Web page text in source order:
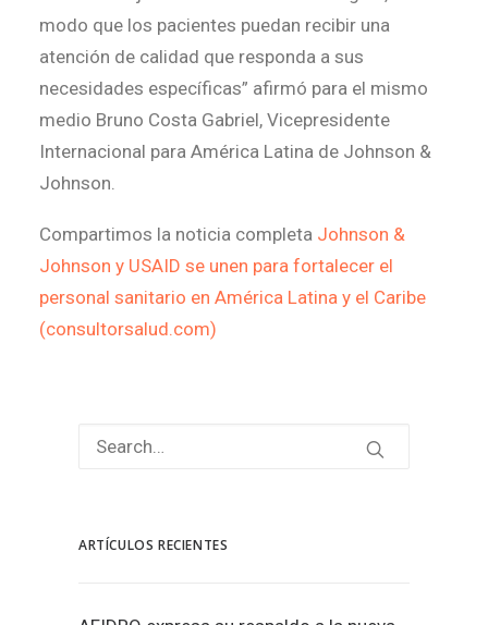
modo que los pacientes puedan recibir una
atención de calidad que responda a sus
necesidades específicas” afirmó para el mismo
medio Bruno Costa Gabriel, Vicepresidente
Internacional para América Latina de Johnson &
Johnson.
Compartimos la noticia completa Johnson &
Johnson y USAID se unen para fortalecer el
personal sanitario en América Latina y el Caribe
(consultorsalud.com)
ARTÍCULOS RECIENTES